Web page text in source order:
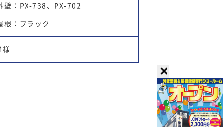
壁：PX-738、PX-702
根：ブラック
様
✕